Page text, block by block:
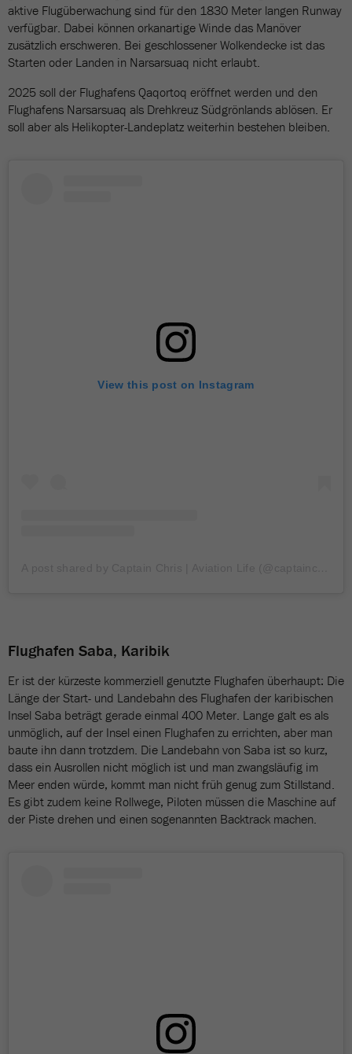
aktive Flugüberwachung sind für den 1830 Meter langen Runway
verfügbar. Dabei können orkanartige Winde das Manöver
zusätzlich erschweren. Bei geschlossener Wolkendecke ist das
Starten oder Landen in Narsarsuaq nicht erlaubt.
2025 soll der Flughafens Qaqortoq eröffnet werden und den
Flughafens Narsarsuaq als Drehkreuz Südgrönlands ablösen. Er
soll aber als Helikopter-Landeplatz weiterhin bestehen bleiben.
View this post on Instagram
Flughafen Saba, Karibik
Er ist der kürzeste kommerziell genutzte Flughafen überhaupt: Die
Länge der Start- und Landebahn des Flughafen der karibischen
Insel Saba beträgt gerade einmal 400 Meter. Lange galt es als
unmöglich, auf der Insel einen Flughafen zu errichten, aber man
baute ihn dann trotzdem. Die Landebahn von Saba ist so kurz,
dass ein Ausrollen nicht möglich ist und man zwangsläufig im
Meer enden würde, kommt man nicht früh genug zum Stillstand.
Es gibt zudem keine Rollwege, Piloten müssen die Maschine auf
der Piste drehen und einen sogenannten Backtrack machen.